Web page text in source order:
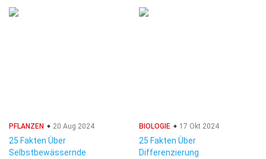
PFLANZEN 20 Aug 2024
25 Fakten Über
Selbstbewässernde
BIOLOGIE 17 Okt 2024
25 Fakten Über
Differenzierung